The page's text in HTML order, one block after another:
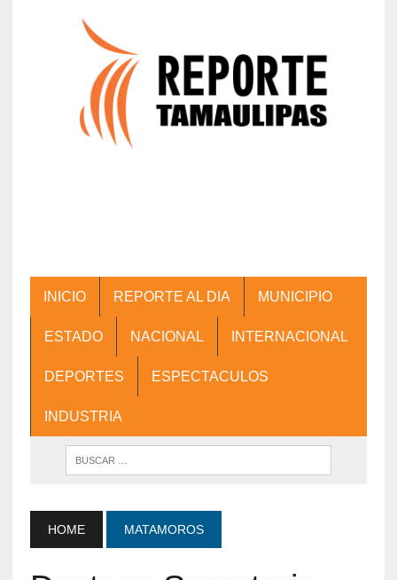
INICIO REPORTE AL DIA MUNICIPIO
ESTADO NACIONAL INTERNACIONAL
DEPORTES ESPECTACULOS
INDUSTRIA
HOME MATAMOROS